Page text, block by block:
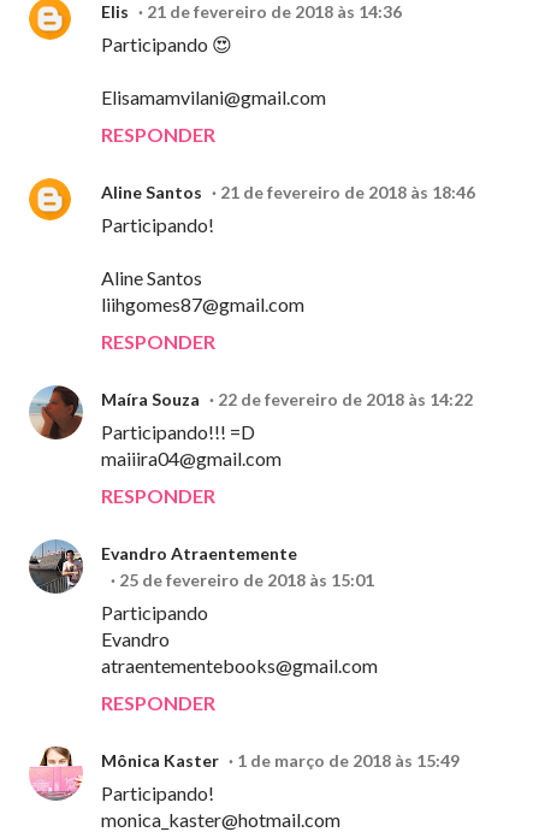
Elis 21 de fevereiro de 2018 às 14:36
Participando 😍
Elisamamvilani@gmail.com
RESPONDER
Aline Santos 21 de fevereiro de 2018 às 18:46
Participando!
Aline Santos
liihgomes87@gmail.com
RESPONDER
Maíra Souza 22 de fevereiro de 2018 às 14:22
Participando!!! =D
maiiira04@gmail.com
RESPONDER
Evandro Atraentemente
25 de fevereiro de 2018 às 15:01
Participando
Evandro
atraentementebooks@gmail.com
RESPONDER
Mônica Kaster 1 de março de 2018 às 15:49
Participando!
monica_kaster@hotmail.com